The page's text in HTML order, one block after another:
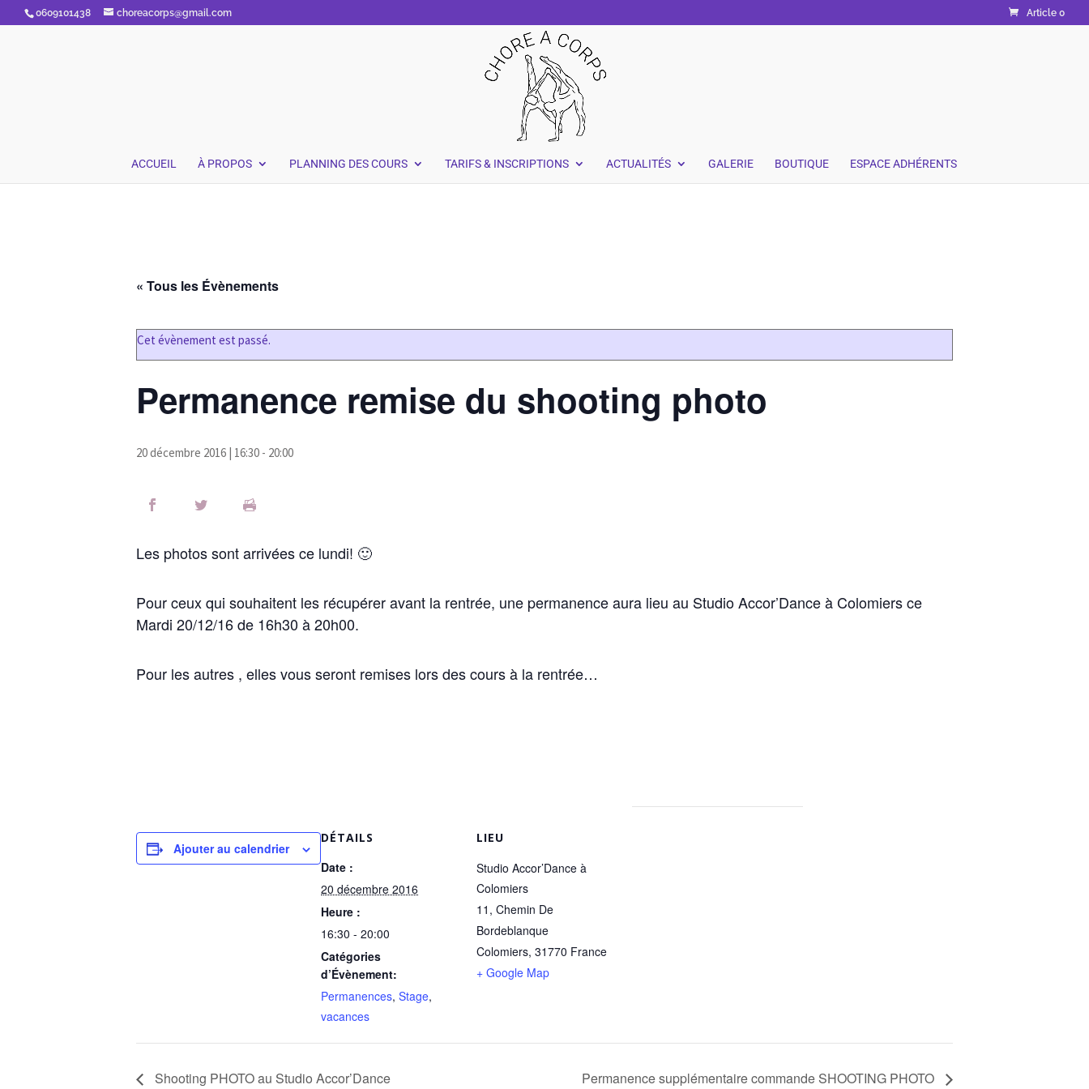
0609101438 choreacorps@gmail.com Article 0
ACCUEIL À PROPOS PLANNING DES COURS TARIFS & INSCRIPTIONS ACTUALITÉS GALERIE BOUTIQUE ESPACE ADHÉRENTS
« Tous les Évènements
Cet évènement est passé.
Permanence remise du shooting photo
20 décembre 2016 | 16:30 - 20:00
Les photos sont arrivées ce lundi! 🙂
Pour ceux qui souhaitent les récupérer avant la rentrée, une permanence aura lieu au Studio Accor’Dance à Colomiers ce
Mardi 20/12/16 de 16h30 à 20h00.
Pour les autres , elles vous seront remises lors des cours à la rentrée…
Ajouter au calendrier
DÉTAILS
Date :
20 décembre 2016
Heure :
16:30 - 20:00
Catégories
d’Évènement:
Permanences, Stage,
vacances
LIEU
Studio Accor’Dance à
Colomiers
11, Chemin De
Bordeblanque
Colomiers, 31770 France
+ Google Map
Shooting PHOTO au Studio Accor’Dance Permanence supplémentaire commande SHOOTING PHOTO